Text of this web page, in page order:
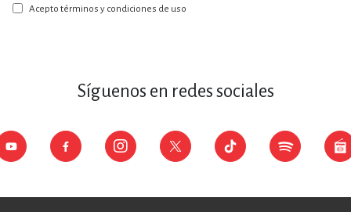
boletín:
Acepto términos y condiciones de uso
Síguenos en redes sociales